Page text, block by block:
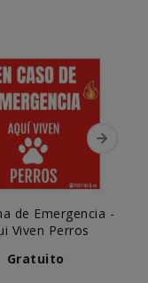
de Emergencia -
Viven Perros
Gratuito